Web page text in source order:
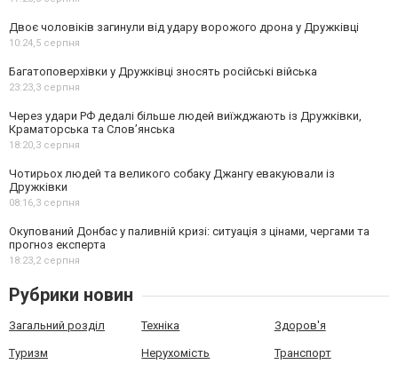
Двоє чоловіків загинули від удару ворожого дрона у Дружківці
10:24,5 серпня
Багатоповерхівки у Дружківці зносять російські війська
23:23,3 серпня
Через удари РФ дедалі більше людей виїжджають із Дружківки,
Краматорська та Слов’янська
18:20,3 серпня
Чотирьох людей та великого собаку Джангу евакуювали із
Дружківки
08:16,3 серпня
Окупований Донбас у паливній кризі: ситуація з цінами, чергами та
прогноз експерта
18:23,2 серпня
Рубрики новин
Загальний розділ Техніка Здоров'я
Туризм Нерухомість Транспорт